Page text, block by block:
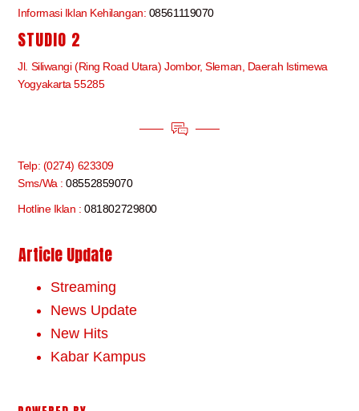
Informasi Iklan Kehilangan: 08561119070
STUDIO 2
Jl. Siliwangi (Ring Road Utara) Jombor, Sleman, Daerah Istimewa
Yogyakarta 55285
Telp: (0274) 623309
Sms/Wa :08552859070
Hotline Iklan :081802729800
Article Update
Streaming
News Update
New Hits
Kabar Kampus